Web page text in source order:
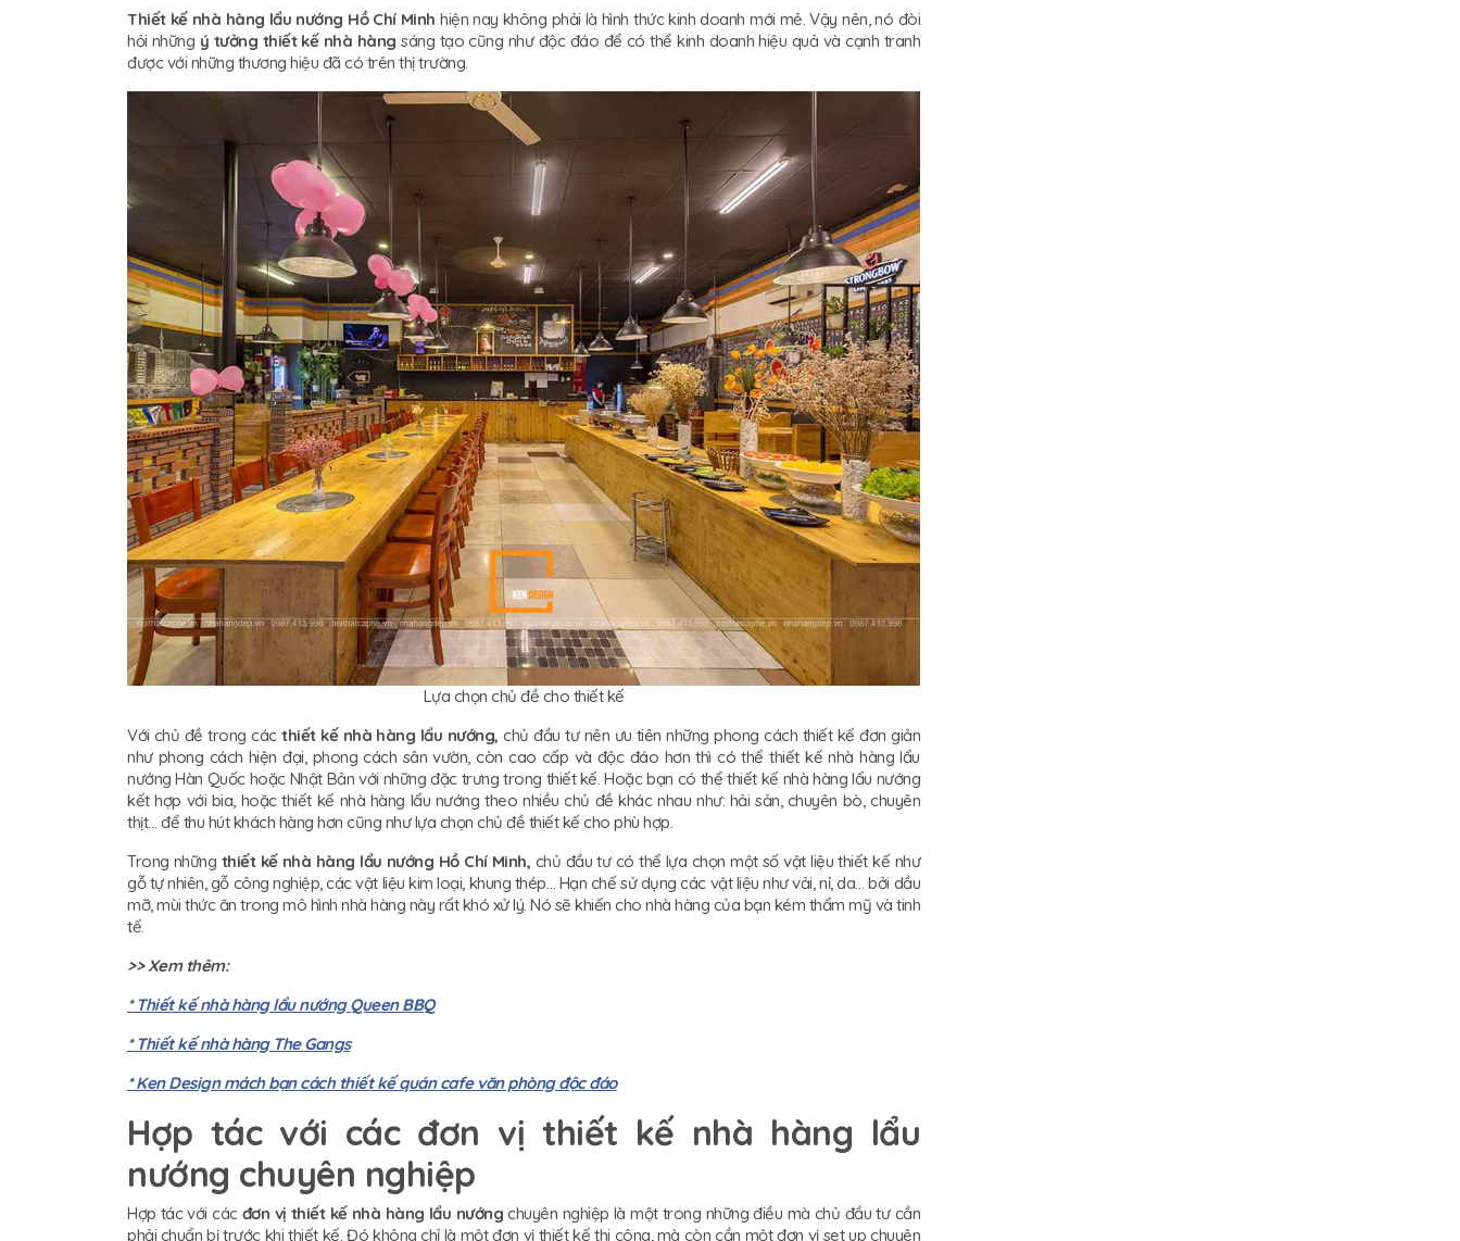
Thiết kế nhà hàng lẩu nướng Hồ Chí Minh hiện nay không phải là hình thức kinh doanh mới mẻ. Vậy nên, nó đòi
hỏi những ý tưởng thiết kế nhà hàng sáng tạo cũng như độc đáo để có thể kinh doanh hiệu quả và cạnh tranh
được với những thương hiệu đã có trên thị trường.
Lựa chọn chủ đề cho thiết kế
Với chủ đề trong cácthiết kế nhà hàng lẩu nướng, chủ đầu tư nên ưu tiên những phong cách thiết kế đơn giản
như phong cách hiện đại, phong cách sân vườn, còn cao cấp và độc đáo hơn thì có thể thiết kế nhà hàng lẩu
nướng Hàn Quốc hoặc Nhật Bản với những đặc trưng trong thiết kế. Hoặc bạn có thể thiết kế nhà hàng lẩu nướng
kết hợp với bia, hoặc thiết kế nhà hàng lẩu nướng theo nhiều chủ đề khác nhau như: hải sản, chuyên bò, chuyên
thịt… để thu hút khách hàng hơn cũng như lựa chọn chủ đề thiết kế cho phù hợp.
Trong những thiết kế nhà hàng lẩu nướng Hồ Chí Minh, chủ đầu tư có thể lựa chọn một số vật liệu thiết kế như
gỗ tự nhiên, gỗ công nghiệp, các vật liệu kim loại, khung thép… Hạn chế sử dụng các vật liệu như vải, nỉ, da… bởi dầu
mỡ, mùi thức ăn trong mô hình nhà hàng này rất khó xử lý. Nó sẽ khiến cho nhà hàng của bạn kém thẩm mỹ và tinh
tế.
>> Xem thêm:
* Thiết kế nhà hàng lẩu nướng Queen BBQ
*Thiết kế nhà hàng The Gangs
*Ken Design mách bạn cách thiết kế quán cafe văn phòng độc đáo
Hợp tác với các đơn vị thiết kế nhà hàng lẩu
nướng chuyên nghiệp
Hợp tác với các đơn vị thiết kế nhà hàng lẩu nướng chuyên nghiệp là một trong những điều mà chủ đầu tư cần
phải chuẩn bị trước khi thiết kế. Đó không chỉ là một đơn vị thiết kế thi công, mà còn cần một đơn vị set up chuyên